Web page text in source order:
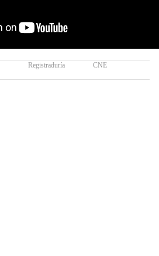
Registraduría CNE